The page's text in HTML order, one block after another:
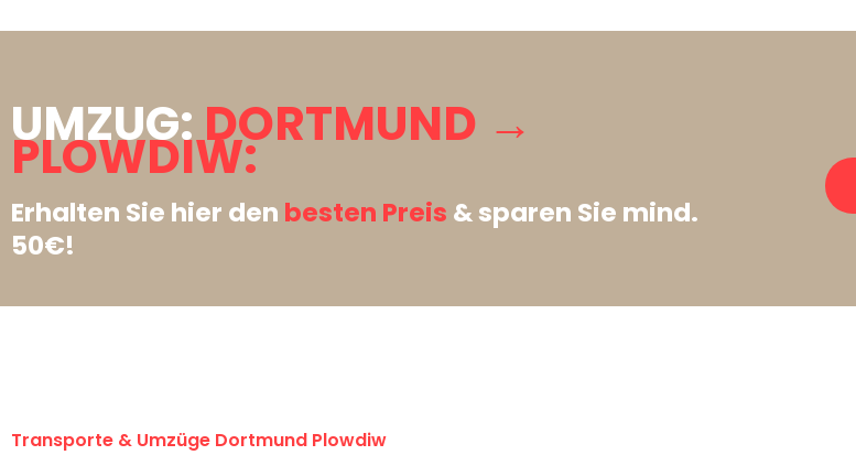
UMZUG:DORTMUND →
PLOWDIW:
Erhalten Sie hier den besten Preis & sparen Sie mind.
50€!
Transporte & Umzüge Dortmund Plowdiw